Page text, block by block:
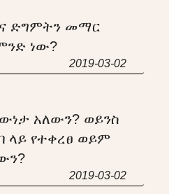
ድግምትን መማር
ነው?
2019-03-02
አለውን? ወይንስ
ላይ የተቀረፀ ወይም
2019-03-02